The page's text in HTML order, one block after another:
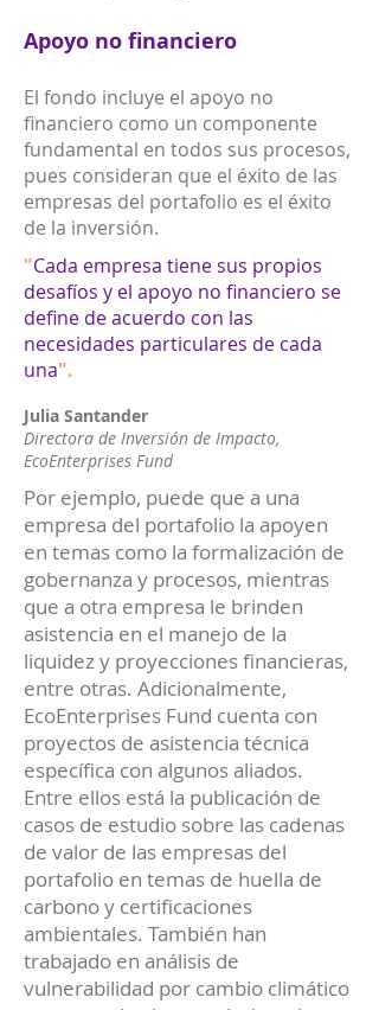
Apoyo no financiero
El fondo incluye el apoyo no
financiero como un componente
fundamental en todos sus procesos,
pues consideran que el éxito de las
empresas del portafolio es el éxito
de la inversión.
"Cada empresa tiene sus propios
desafíos y el apoyo no financiero se
define de acuerdo con las
necesidades particulares de cada
una".
Julia Santander
Directora de Inversión de Impacto,
EcoEnterprises Fund
Por ejemplo, puede que a una
empresa del portafolio la apoyen
en temas como la formalización de
gobernanza y procesos, mientras
que a otra empresa le brinden
asistencia en el manejo de la
liquidez y proyecciones financieras,
entre otras. Adicionalmente,
EcoEnterprises Fund cuenta con
proyectos de asistencia técnica
específica con algunos aliados.
Entre ellos está la publicación de
casos de estudio sobre las cadenas
de valor de las empresas del
portafolio en temas de huella de
carbono y certificaciones
ambientales. También han
trabajado en análisis de
vulnerabilidad por cambio climático